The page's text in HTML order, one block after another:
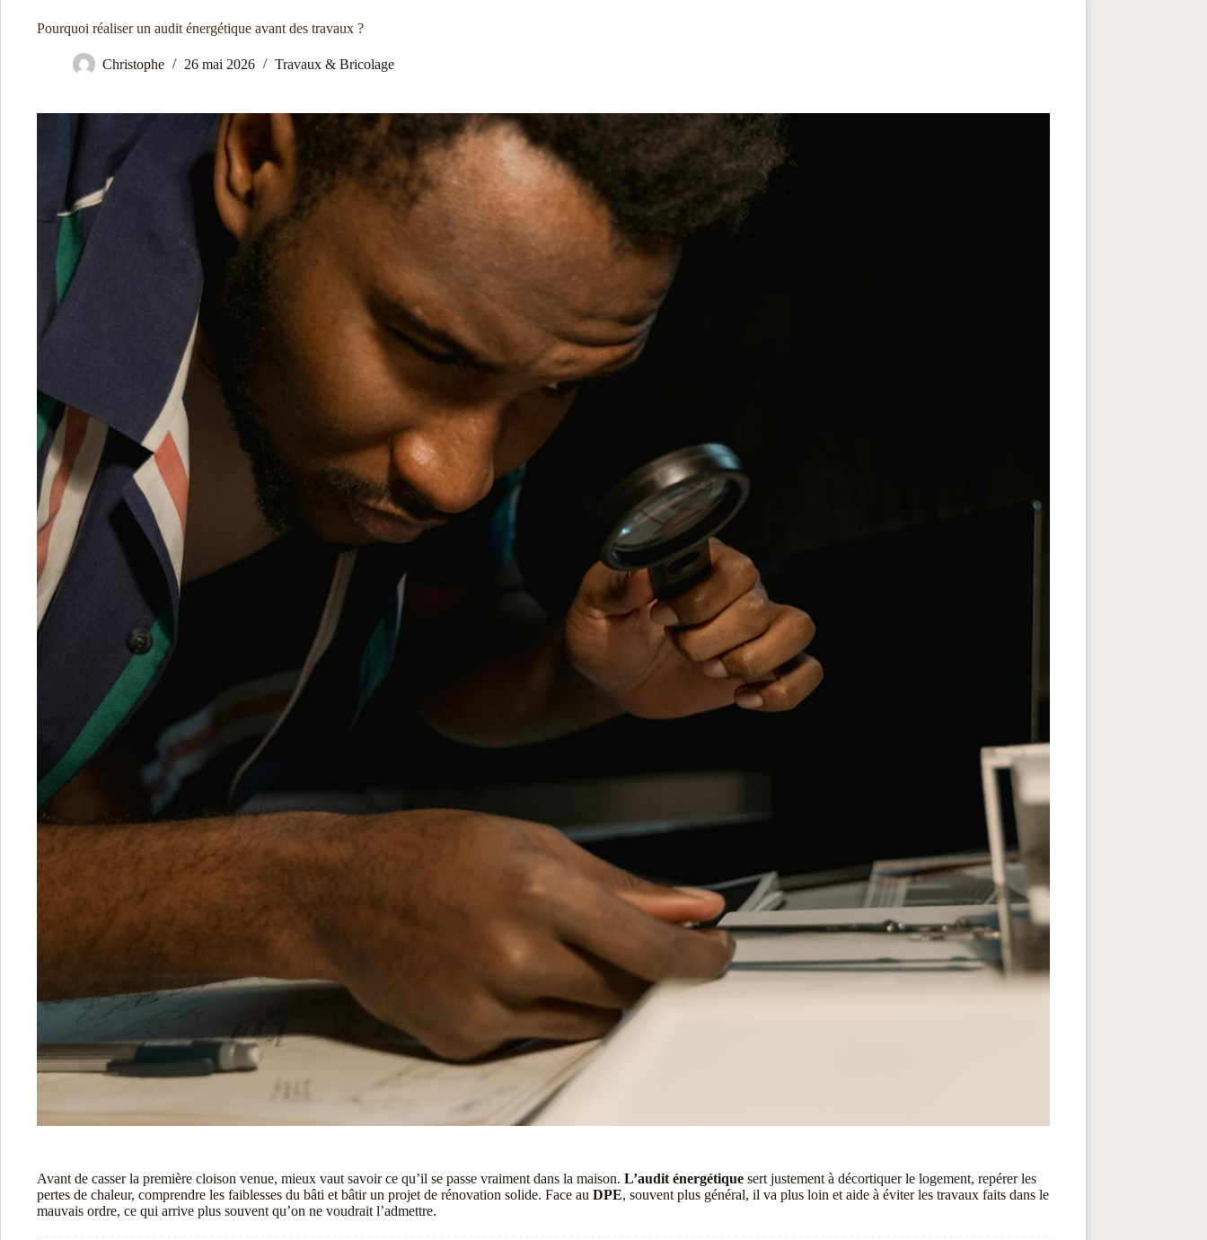
Pourquoi réaliser un audit énergétique avant des travaux ?
Christophe 26 mai 2026 Travaux & Bricolage
Avant de casser la première cloison venue, mieux vaut savoir ce qu’il se passe vraiment dans la maison. L’audit énergétique sert justement à décortiquer le logement, repérer les
pertes de chaleur, comprendre les faiblesses du bâti et bâtir un projet de rénovation solide. Face au DPE, souvent plus général, il va plus loin et aide à éviter les travaux faits dans le
mauvais ordre, ce qui arrive plus souvent qu’on ne voudrait l’admettre.